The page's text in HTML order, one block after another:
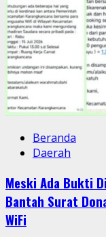
Beranda
Daerah
Meski Ada Bukti
Bantah Surat
WiFi